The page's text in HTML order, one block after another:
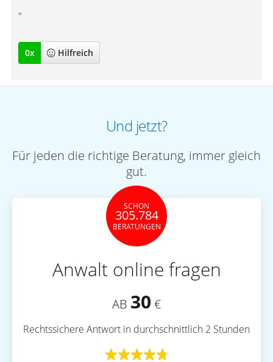
"
0x Hilfreich
Und jetzt?
Für jeden die richtige Beratung, immer gleich
gut.
SCHON
305.784
BERATUNGEN
Anwalt online fragen
AB 30 €
Rechtssichere Antwort in durchschnittlich 2 Stunden